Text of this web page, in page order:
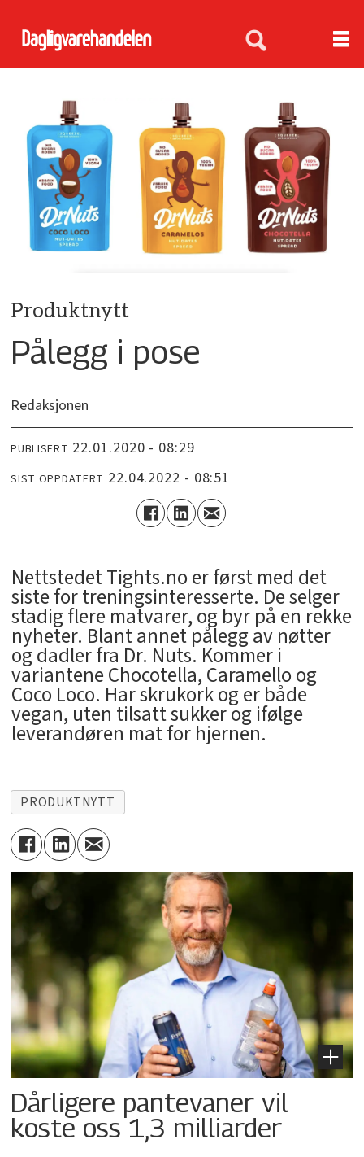
Produktnytt
Pålegg i pose
Redaksjonen
PUBLISERT 22.01.2020 - 08:29
SIST OPPDATERT 22.04.2022 - 08:51
Nettstedet Tights.no er først med det
siste for treningsinteresserte. De selger
stadig flere matvarer, og byr på en rekke
nyheter. Blant annet pålegg av nøtter
og dadler fra Dr. Nuts. Kommer i
variantene Chocotella, Caramello og
Coco Loco. Har skrukork og er både
vegan, uten tilsatt sukker og ifølge
leverandøren mat for hjernen.
PRODUKTNYTT
Dårligere pantevaner vil
koste oss 1,3 milliarder